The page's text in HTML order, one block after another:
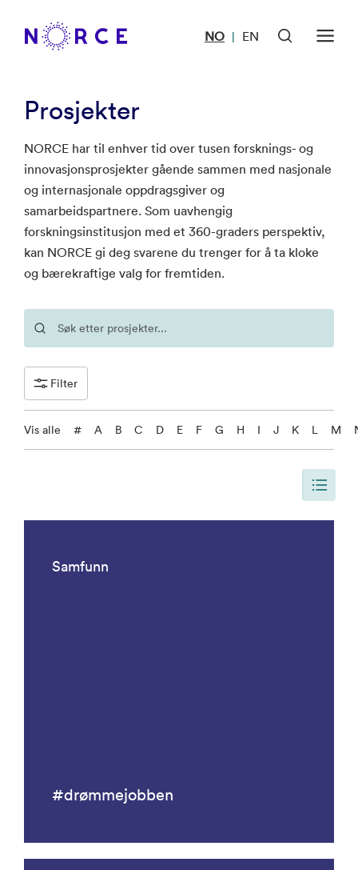
NO | EN
Prosjekter
NORCE har til enhver tid over tusen forsknings- og
innovasjonsprosjekter gående sammen med nasjonale
og internasjonale oppdragsgiver og
samarbeidspartnere. Som uavhengig
forskningsinstitusjon med et 360-graders perspektiv,
kan NORCE gi deg svarene du trenger for å ta kloke
og bærekraftige valg for fremtiden.
Filter
Vis alle # A B C D E F G H I J K L M
Samfunn
#drømmejobben